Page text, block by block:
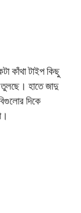
কাঁথা টাইপ কিছু
তুলছে। হাতে জাদু
দিকে